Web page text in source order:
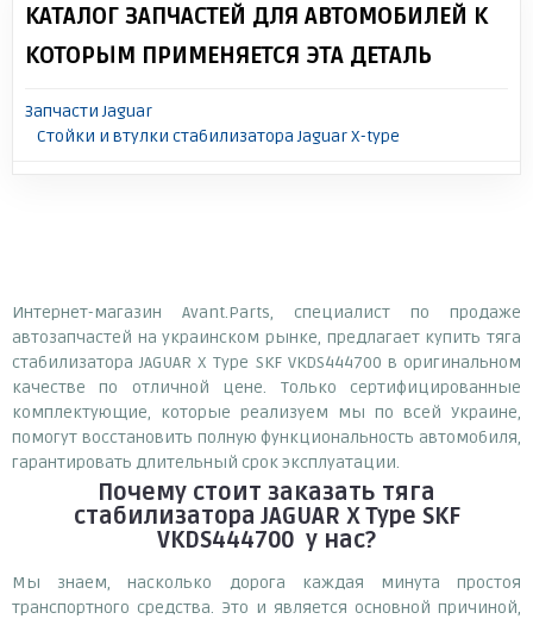
КАТАЛОГ ЗАПЧАСТЕЙ ДЛЯ АВТОМОБИЛЕЙ К
КОТОРЫМ ПРИМЕНЯЕТСЯ ЭТА ДЕТАЛЬ
Запчасти Jaguar
Стойки и втулки стабилизатора Jaguar X-type
Интернет-магазин Avant.Parts, специалист по продаже
автозапчастей на украинском рынке, предлагает купить тяга
стабилизатора JAGUAR X Type SKF VKDS444700 в оригинальном
качестве по отличной цене. Только сертифицированные
комплектующие, которые реализуем мы по всей Украине,
помогут восстановить полную функциональность автомобиля,
гарантировать длительный срок эксплуатации.
Почему стоит заказать тяга
стабилизатора JAGUAR X Type SKF
VKDS444700 у нас?
Мы знаем, насколько дорога каждая минута простоя
транспортного средства. Это и является основной причиной,